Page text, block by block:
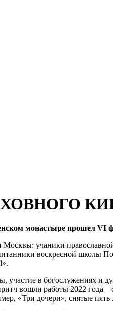
монастыре прошел VI
учаники
воскресной
в богослужениях и
вошли работы 2022 года –
«Три дочери», снятые пять